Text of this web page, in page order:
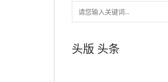
头版 头条